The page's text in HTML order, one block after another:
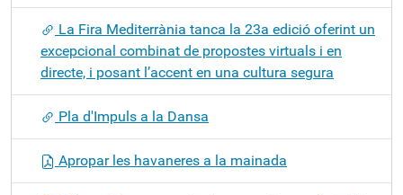
La Fira Mediterrània tanca la 23a edició oferint un
excepcional combinat de propostes virtuals i en
directe, i posant l’accent en una cultura segura
Pla d'Impuls a la Dansa
Apropar les havaneres a la mainada